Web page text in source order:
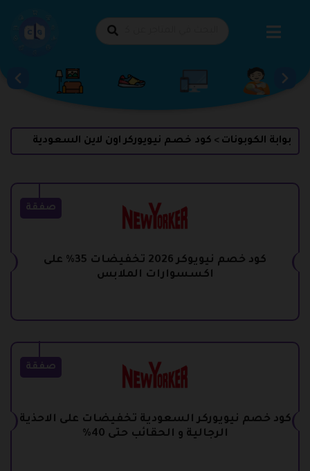
بوابة الكوبونات > كود خصم نيويوركر اون لاين السعودية
صفقة
كود خصم نيويوكر 2026 تخفيضات 35% على
اكسسوارات الملابس
صفقة
كود خصم نيويوركر السعودية تخفيضات على الاحذية
الرجالية و الحقائب حتى 40%